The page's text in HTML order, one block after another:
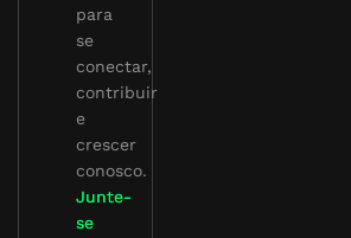
para
se
conectar,
contribuir
e
crescer
conosco.
Junte-
se